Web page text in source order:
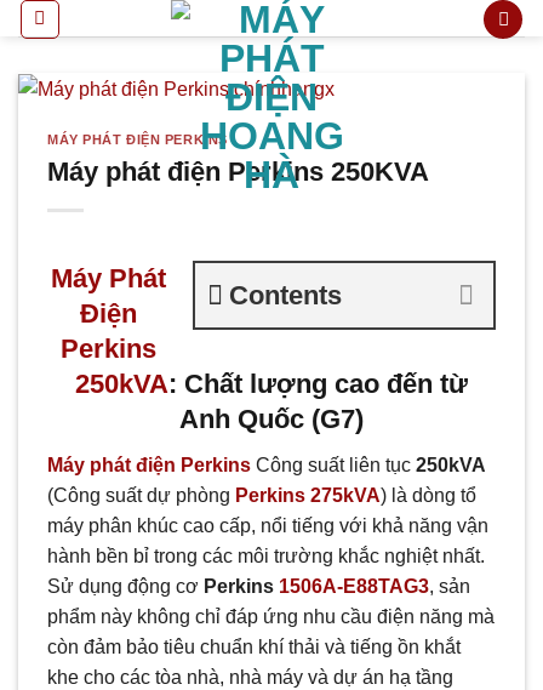
qua
nội
MÁY PHÁT ĐIỆN PERKINS
Máy phát điện Perkins 250KVA
Contents
Máy Phát
Điện
Perkins
250kVA: Chất lượng cao đến từ
Anh Quốc (G7)
Máy phát điện Perkins Công suất liên tục 250kVA
(Công suất dự phòng Perkins 275kVA) là dòng tổ
máy phân khúc cao cấp, nổi tiếng với khả năng vận
hành bền bỉ trong các môi trường khắc nghiệt nhất.
Sử dụng động cơ Perkins 1506A-E88TAG3, sản
phẩm này không chỉ đáp ứng nhu cầu điện năng mà
còn đảm bảo tiêu chuẩn khí thải và tiếng ồn khắt
khe cho các tòa nhà, nhà máy và dự án hạ tầng